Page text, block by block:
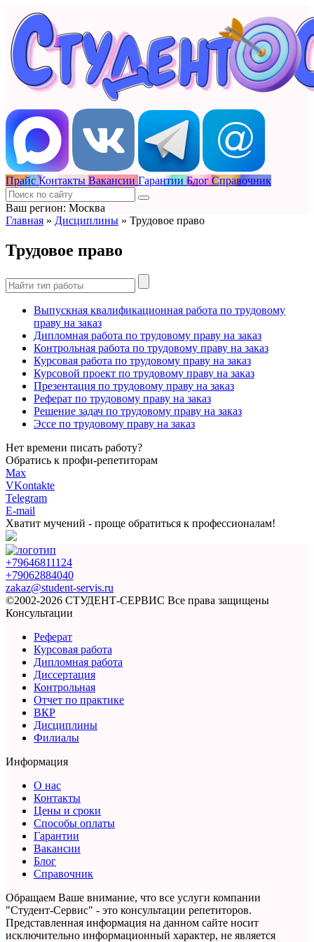
Прайс Контакты Вакансии Гарантии Блог Справочник
Ваш регион: Москва
Главная » Дисциплины » Трудовое право
Трудовое право
Выпускная квалификационная работа по трудовому
праву на заказ
Дипломная работа по трудовому праву на заказ
Контрольная работа по трудовому праву на заказ
Курсовая работа по трудовому праву на заказ
Курсовой проект по трудовому праву на заказ
Презентация по трудовому праву на заказ
Реферат по трудовому праву на заказ
Решение задач по трудовому праву на заказ
Эссе по трудовому праву на заказ
Нет времени писать работу?
Обратись к профи-репетиторам
Max
VKontakte
Telegram
E-mail
Хватит мучений - проще обратиться к профессионалам!
+79646811124
+79062884040
zakaz@student-servis.ru
©2002-2026 СТУДЕНТ-СЕРВИС Все права защищены
Консультации
Реферат
Курсовая работа
Дипломная работа
Диссертация
Контрольная
Отчет по практике
ВКР
Дисциплины
Филиалы
Информация
О нас
Контакты
Цены и сроки
Способы оплаты
Гарантии
Вакансии
Блог
Справочник
Обращаем Ваше внимание, что все услуги компании
"Студент-Сервис" - это консультации репетиторов.
Представленная информация на данном сайте носит
исключительно информационный характер, не является